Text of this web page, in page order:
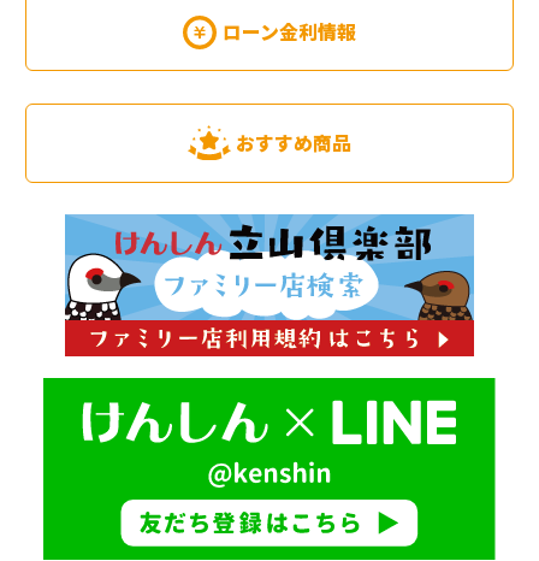
ローン金利情報
おすすめ商品